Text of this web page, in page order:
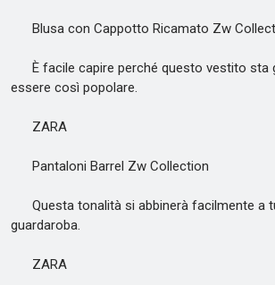
Blusa con Cappotto Ricamato Zw
È facile capire perché questo vestito sta
essere così popolare.
ZARA
Pantaloni Barrel Zw Collection
Questa tonalità si abbinerà facilmente a
guardaroba.
ZARA